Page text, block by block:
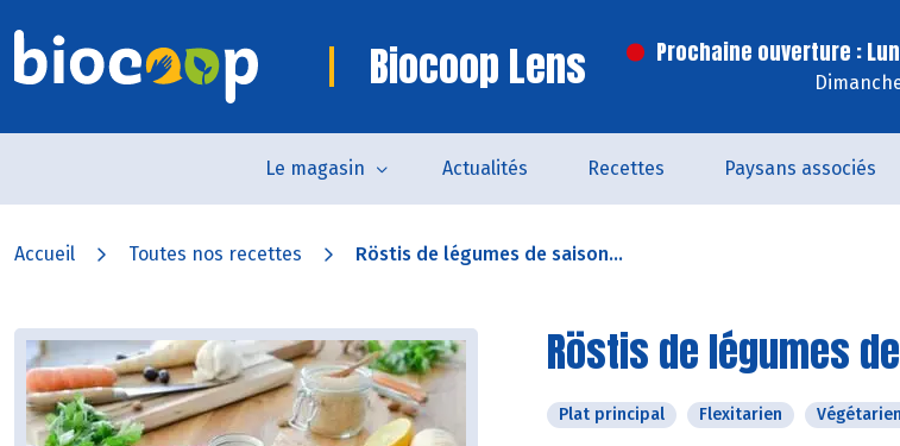
Biocoop Lens Prochaine ouverture :
Le magasin Actualités Recettes Paysans associés
Accueil Toutes nos recettes Röstis de légumes de saison...
Röstis de légumes
Plat principal Flexitarien Végétarien